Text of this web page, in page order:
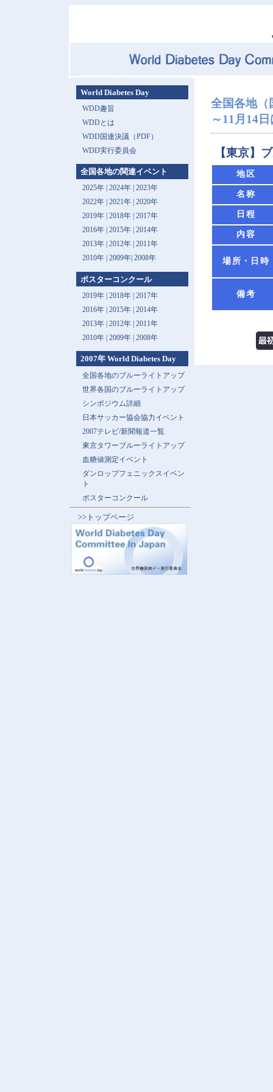
全国各地（
～11月14
【東京】
地区
名称
日程
内容
場所・日時
備考
World Diabetes Day
WDD趣旨
WDDとは
WDD国連決議（PDF）
WDD実行委員会
全国各地の関連イベント
2025年| 2024年| 2023年
2022年| 2021年| 2020年
2019年| 2018年| 2017年
2016年| 2015年| 2014年
2013年 | 2012年| 2011年
2010年| 2009年| 2008年
ポスターコンクール
2019年 | 2018年 | 2017年
2016年 | 2015年 | 2014年
2013年 | 2012年 | 2011年
2010年 | 2009年 | 2008年
2007年 World Diabetes Day
全国各地のブルーライトアップ
世界各国のブルーライトアップ
シンポジウム詳細
日本サッカー協会協力イベント
2007テレビ/新聞報道一覧
東京タワーブルーライトアップ
血糖値測定イベント
ダンロップフェニックスイベン
ト
ポスターコンクール
>>トップページ